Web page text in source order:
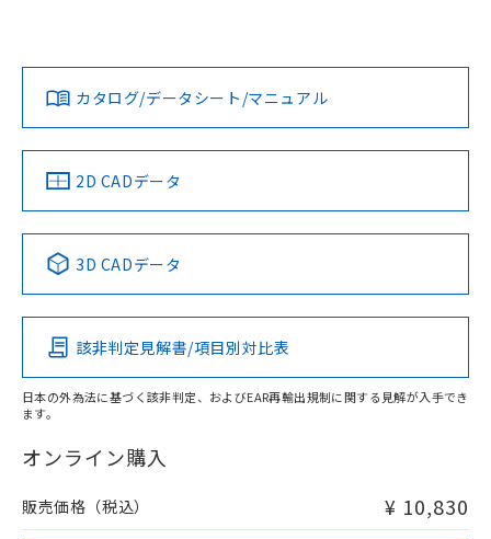
l: 0mm以上、φd: 8mm以上、D: 0mm以上、m: 15mm以上
検出領域
ダウンロードデータをご利用いただく前に、以下を必ずお読
みください。
ソフトウェアの使用条件
対応済み
中国 RoHS 注意事項・凡例
Pb Hg Cd Cr(VI)
O
在庫等で未対応品が混在する可能性があります。
問い合わせください。
LR型式承認
（イギリス
船舶規格）
DNV型式承認
（ノルウェー
BV型式承認
（フランス
KR型式
（韓国
No No No No
この製品の規格認証/適合状況ページへ
その他の認証はこちらのページからご検索ください
カタログ/データシート/マニュアル
2D CADデータ
3D CADデータ
該非判定見解書/項目別対比表
日本の外為法に基づく該非判定、およびEAR再輸出規制に関する見解が入手でき
ます。
オンライン購入
販売価格（税込） ¥ 10,830
荷製品に未対応品が混在することから備考
欄に対応日を記載しておりました。
既に当社にて対応品への在庫切替を完了
していることから、特段のことがない限
り、2022年1月12日より割愛しておりま
す。